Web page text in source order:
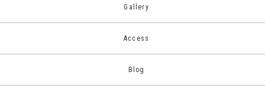
Gallery
Access
Blog